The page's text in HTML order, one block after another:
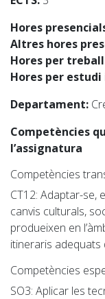
Hores
Altres hores
Hores per
Hores per
Departament:
Competències
l’assignatura
Competències
CT12: Adaptar-se,
canvis culturals,
produeixen en
itineraris
Competències
SO3: Aplicar les